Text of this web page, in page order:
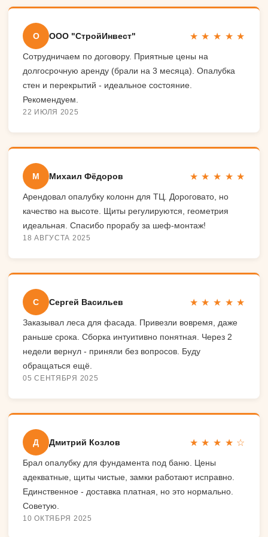
О ООО "СтройИнвест" ★ ★ ★ ★ ★
Сотрудничаем по договору. Приятные цены на
долгосрочную аренду (брали на 3 месяца). Опалубка
стен и перекрытий - идеальное состояние.
Рекомендуем.
22 ИЮЛЯ 2025
М Михаил Фёдоров ★ ★ ★ ★ ★
Арендовал опалубку колонн для ТЦ. Дороговато, но
качество на высоте. Щиты регулируются, геометрия
идеальная. Спасибо прорабу за шеф-монтаж!
18 АВГУСТА 2025
С Сергей Васильев ★ ★ ★ ★ ★
Заказывал леса для фасада. Привезли вовремя, даже
раньше срока. Сборка интуитивно понятная. Через 2
недели вернул - приняли без вопросов. Буду
обращаться ещё.
05 СЕНТЯБРЯ 2025
Д Дмитрий Козлов ★ ★ ★ ★ ☆
Брал опалубку для фундамента под баню. Цены
адекватные, щиты чистые, замки работают исправно.
Единственное - доставка платная, но это нормально.
Советую.
10 ОКТЯБРЯ 2025